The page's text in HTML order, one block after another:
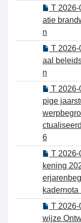
T 2026-
atie
n
T 2026-
aal
n
T 2026-
pige
6
T 2026-
kening
T 2026-
wijze